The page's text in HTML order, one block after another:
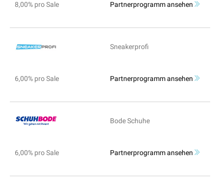
8,00% pro Sale Partnerprogramm ansehen
Sneakerprofi
6,00% pro Sale Partnerprogramm ansehen
Bode Schuhe
6,00% pro Sale Partnerprogramm ansehen